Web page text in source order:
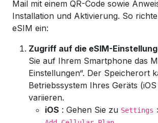
Mail mit einem QR-Code sowie
Installation und Aktivierung. So
eSIM ein:
Zugriff auf die eSIM-
Sie auf Ihrem Smartphone das
Einstellungen“. Der Speicherort
Betriebssystem Ihres Geräts
variieren.
iOS : Gehen Sie zu Settings